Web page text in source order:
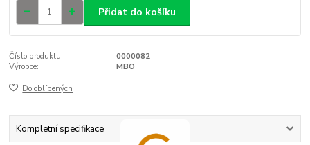
Přidat do košíku
Číslo produktu:
0000082
Výrobce:
MBO
Do oblíbených
Kompletní specifikace